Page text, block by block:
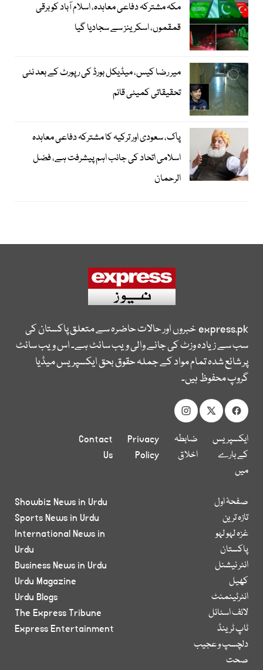
مکہ مشترکہ دفاعی معاہدہ، اسلام آباد کو برقی
قمقموں، اسکرینز سے سجادیا گیا
میر رضا کیس، میڈیکل بورڈ کی رپورٹ کے بعد نئی
تحقیقاتی کمیٹی قائم
پاک، سعودی اور ترکیہ کا مشترکہ دفاعی معاہدہ
اسلامی اتحاد کی جانب اہم پیشرفت ہے، فضل
الرحمان
express.pkخبروں اور حالات حاضرہ سے متعلق پاکستان کی
سب سے زیادہ وزٹ کی جانے والی ویب سائٹ ہے۔ اس ویب سائٹ
پر شائع شدہ تمام مواد کے جملہ حقوق بحق ایکسپریس میڈیا
گروپ محفوظ ہیں۔
ایکسپریس
کے بارے
میں
ضابطہ
اخلاق
Privacy
Policy
Contact
Us
صفحۂ اول
تازہ ترین
غزہ لہو لہو
پاکستان
انٹر نیشنل
کھیل
انٹرٹینمنٹ
لائف اسٹائل
ٹاپ ٹرینڈ
دلچسپ و عجیب
صحت
Showbiz News in Urdu
Sports News in Urdu
International News in
Urdu
Business News in Urdu
Urdu Magazine
Urdu Blogs
The Express Tribune
Express Entertainment